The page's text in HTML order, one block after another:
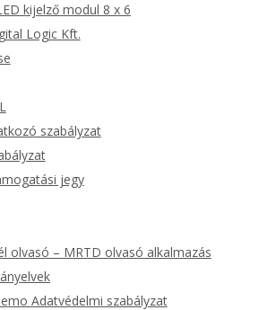
kijelző modul 8 x 6
Logic Kft.
szabályzat
jegy
olvasó – MRTD olvasó alkalmazás
Adatvédelmi szabályzat